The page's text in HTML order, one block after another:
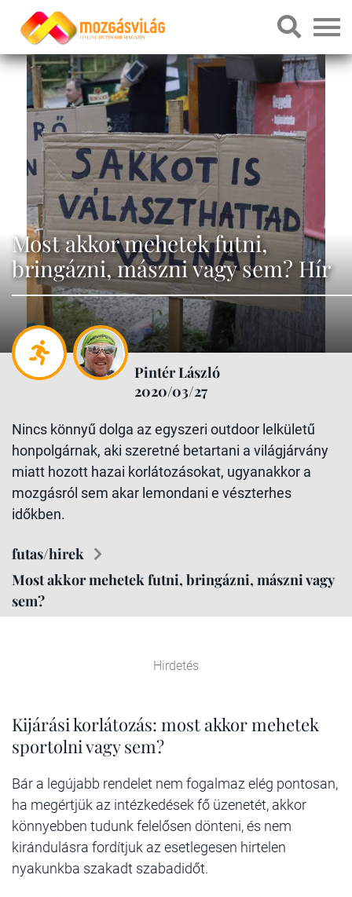
Most akkor mehetek futni,
bringázni, mászni vagy sem? Hír
Pintér László
2020/03/27
Nincs könnyű dolga az egyszeri outdoor lelkületű
honpolgárnak, aki szeretné betartani a világjárvány
miatt hozott hazai korlátozásokat, ugyanakkor a
mozgásról sem akar lemondani e vészterhes
időkben.
futas/hirek
Most akkor mehetek futni, bringázni, mászni vagy
sem?
Hirdetés
Kijárási korlátozás: most akkor mehetek
sportolni vagy sem?
Bár a legújabb rendelet nem fogalmaz elég pontosan,
ha megértjük az intézkedések fő üzenetét, akkor
könnyebben tudunk felelősen dönteni, és nem
kirándulásra fordítjuk az esetlegesen hirtelen
nyakunkba szakadt szabadidőt.